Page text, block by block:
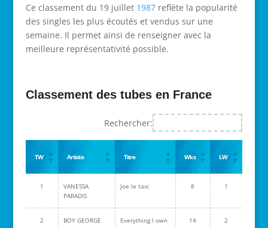
Ce classement du 19 juillet 1987reflète la popularité
des singles les plus écoutés et vendus sur une
semaine. Il permet ainsi de renseigner avec la
meilleure représentativité possible.
Classement des tubes en France
Rechercher:
TW Artiste Titre Wks LW
1
VANESSA
PARADIS
Joe le taxi 8 1
2 BOY GEORGE Everything I own 14 2